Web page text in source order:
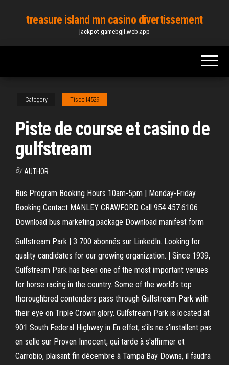
content
treasure island mn casino divertissement
jackpot-gamebgji.web.app
Category Tisdell4529
Piste de course et casino de
gulfstream
By AUTHOR
Bus Program Booking Hours 10am-5pm | Monday-Friday
Booking Contact MANLEY CRAWFORD Call 954.457.6106
Download bus marketing package Download manifest form
Gulfstream Park | 3 700 abonnés sur LinkedIn. Looking for
quality candidates for our growing organization. | Since 1939,
Gulfstream Park has been one of the most important venues
for horse racing in the country. Some of the world’s top
thoroughbred contenders pass through Gulfstream Park with
their eye on Triple Crown glory. Gulfstream Park is located at
901 South Federal Highway in En effet, s'ils ne s'installent pas
en selle sur Proven Innocent, qui tarde à s'affirmer et
Carrobio, plaisant fin décembre à Tampa Bay Downs, il faudra